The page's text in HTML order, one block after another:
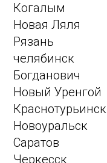
Когалым
Новая Ляля
Рязань
челябинск
Богданович
Новый Уренгой
Краснотурьинск
Новоуральск
Саратов
Черкесск